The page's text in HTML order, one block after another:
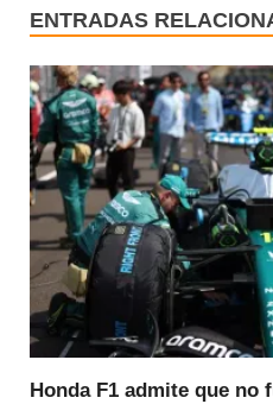
ENTRADAS
Honda F1 admite que no